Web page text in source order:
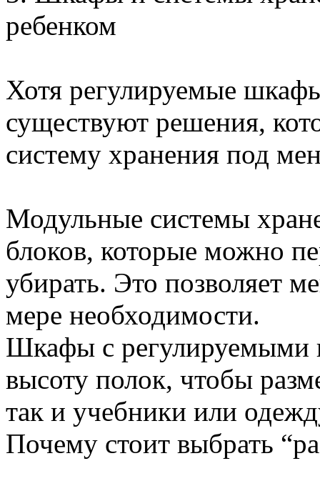
ребенком
Хотя регулируемые
существуют решения,
систему хранения под
Модульные системы
блоков, которые можно
убирать. Это позволяет
мере необходимости.
Шкафы с регулируемыми
высоту полок, чтобы
так и учебники или
Почему стоит выбрать